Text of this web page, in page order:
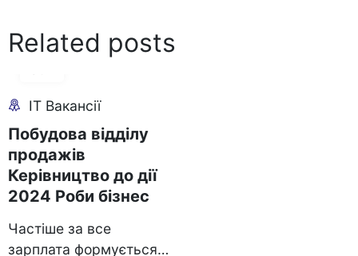
Related posts
17
IT Вакансії
Побудова відділу
продажів
Керівництво до дії
2024 Роби бізнес
Частіше за все
зарплата формується